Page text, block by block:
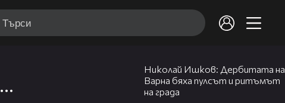
Николай Ишков: Дербитата на
Варна бяха пулсът и ритъмът
на града